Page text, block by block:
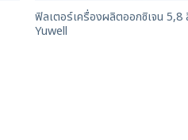
ฟิลเตอร์เครื่องผลิตออกซิเจน 5,8
Yuwell